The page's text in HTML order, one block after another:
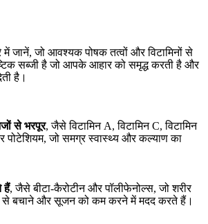
में जानें, जो आवश्यक पोषक तत्वों और विटामिनों से
सब्जी है जो आपके आहार को समृद्ध करती है और
है।
से भरपूर, जैसे विटामिन A, विटामिन C, विटामिन
पोटेशियम, जो समग्र स्वास्थ्य और कल्याण का
हैं, जैसे बीटा-कैरोटीन और पॉलीफेनोल्स, जो शरीर
से बचाने और सूजन को कम करने में मदद करते हैं।